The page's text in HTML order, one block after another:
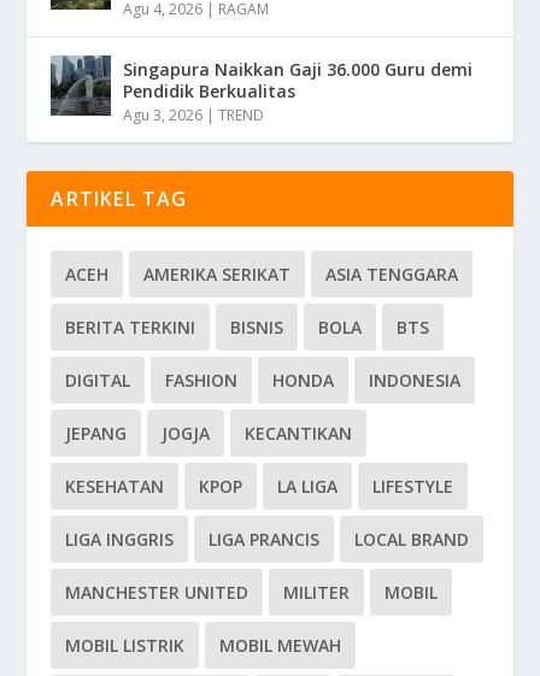
Agu 4, 2026 | RAGAM
Singapura Naikkan Gaji 36.000 Guru demi
Pendidik Berkualitas
Agu 3, 2026 |TREND
ARTIKEL TAG
ACEH AMERIKA SERIKAT ASIA TENGGARA
BERITA TERKINI BISNIS BOLA BTS
DIGITAL FASHION HONDA INDONESIA
JEPANG JOGJA KECANTIKAN
KESEHATAN KPOP LA LIGA LIFESTYLE
LIGA INGGRIS LIGA PRANCIS LOCAL BRAND
MANCHESTER UNITED MILITER MOBIL
MOBIL LISTRIK MOBIL MEWAH